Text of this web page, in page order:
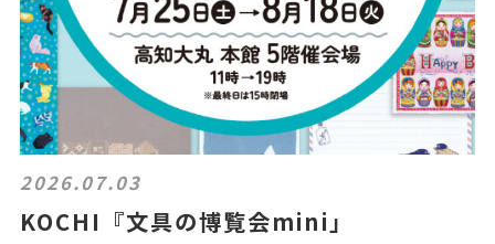
2026.07.03
KOCHI『文具の博覧会mini」